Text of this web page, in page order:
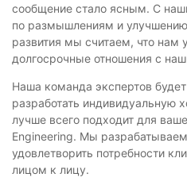
сообщение стало ясным. С
по размышлениям и
развития мы считаем, что нам
долгосрочные отношения с
Наша команда экспертов
разработать индивидуальную
лучше всего подходит для
Engineering. Мы
удовлетворить потребности
лицом к лицу.